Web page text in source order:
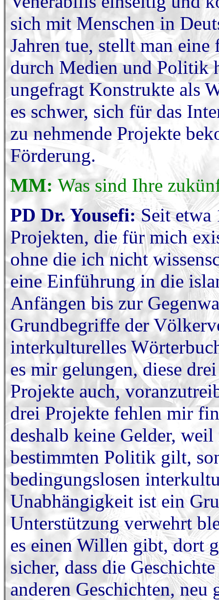
sich mit Menschen in
Jahren tue, stellt man
durch Medien und Politik
ungefragt Konstrukte als
es schwer, sich für das
zu nehmende Projekte
Förderung.
MM: Was sind Ihre
PD Dr. Yousefi:Seit etwa
Projekten, die für mich
ohne die ich nicht
eine Einführung in die
Anfängen bis zur
Grundbegriffe der
interkulturelles
es mir gelungen, diese
Projekte auch,
drei Projekte fehlen mir
deshalb keine Gelder,
bestimmten Politik gilt,
bedingungslosen
Unabhängigkeit ist ein
Unterstützung verwehrt
es einen Willen gibt, dort
sicher, dass die
anderen Geschichten, neu